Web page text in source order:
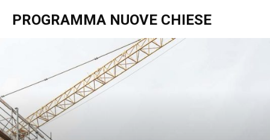
PROGRAMMA NUOVE CHIESE